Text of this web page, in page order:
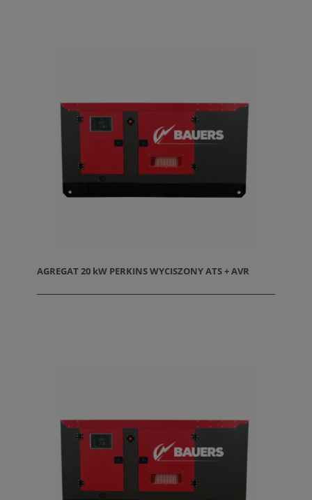
AGREGAT 20 kW PERKINS WYCISZONY ATS + AVR